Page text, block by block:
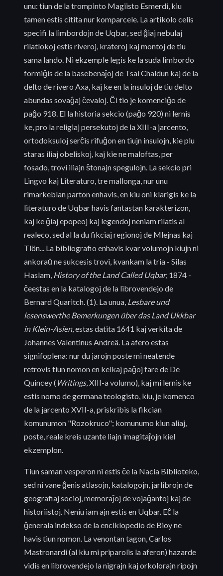
unu: tiun de la trompinto Magiisto Esmerdi, kiu
tamen estis citita nur komparcele. La artikolo celis
specifi la limbordojn de Uqbar, sed ĝiaj nebulaj
rilatlokoj estis riveroj, krateroj kaj montoj de tiu
sama lando. Ni ekzemple legis ke la suda limbordo
formiĝis de la basebenaĵoj de Tsai Chaldun kaj de la
delto de rivero Axa, kaj ke en la insuloj de tiu delto
abundas sovaĝaj ĉevaloj. Ĉi tio je komenciĝo de
paĝo 918. El la historia sekcio (paĝo 920) ni lernis
ke, pro la religiaj persekutoj de la XIII-a jarcento,
ortodoksuloj serĉis rifuĝon en tiujn insulojn, kie plu
staras iliaj obeliskoj, kaj kie ne maloftas, per
fosado, trovi iliajn ŝtonajn spegulojn. La sekcio pri
Lingvo kaj Literaturo, tre mallonga, nur unu
rimarkeblan parton enhavis, en kiu oni klarigis ke la
literaturo de Uqbar havis fantastan karakterizon,
kaj ke ĝiaj epopeoj kaj legendoj neniam rilatis al
realeco, sed al la du fikciaj regionoj de Mlejnas kaj
Tlön... La bibliografio enhavis kvar volumojn kiujn ni
ankoraŭ ne sukcesis trovi, kvankam la tria - Silas
Haslam, History of the Land Called Uqbar, 1874 -
ĉeestas en la katalogoj de la librovendejo de
Bernard Quaritch. (1). La unua, Lesbare und
lesenswerthe Bemerkungen über das Land Ukkbar
in Klein-Asien, estas datita 1641 kaj verkita de
Johannes Valentinus Andreä. La afero estas
signifoplena: nur du jarojn poste mi neatende
retrovis tiun nomon en kelkaj paĝoj fare de De
Quincey ( Writings, XIII-a volumo), kaj mi lernis ke
estis nomo de germana teologisto, kiu, je komenco
de la jarcento XVII-a, priskribis la fikcian
komunumon "Rozokruco"; komunumo kiun aliaj,
poste, reale kreis uzante liajn imagitaĵojn kiel
ekzemplon.
Tiun saman vesperon ni estis ĉe la Nacia Biblioteko,
sed ni vane ĝenis atlasojn, katalogojn, jarlibrojn de
geografiaj socioj, memoraĵoj de vojaĝantoj kaj de
historiistoj. Neniu iam ajn estis en Uqbar. Eĉ la
ĝenerala indekso de la enciklopedio de Bioy ne
havis tiun nomon. La venontan tagon, Carlos
Mastronardi (al kiu mi priparolis la aferon) hazarde
vidis en librovendejo la nigrajn kaj orkolorajn ripojn